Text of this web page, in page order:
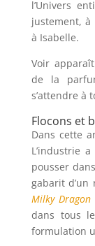
l’Univers
justement,
à Isabelle.
Voir
de la
s’attendre à
Flocons et
Dans cette
L’industrie
pousser
gabarit d’un
Milky Dragon
dans tous
formulation